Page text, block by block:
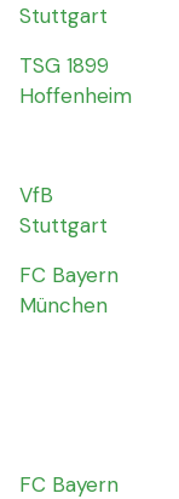
Stuttgart
TSG 1899
Hoffenheim
VfB
Stuttgart
FC Bayern
München
FC Bayern